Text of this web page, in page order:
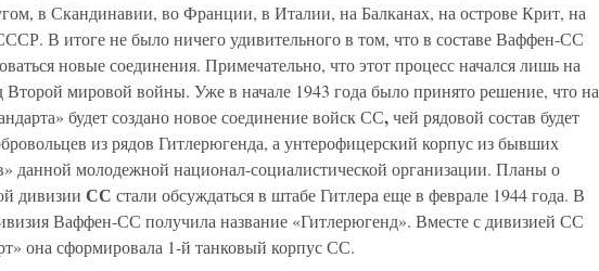
в Скандинавии, во Франции, в Италии, на Балканах, на острове Крит, на
В итоге не было ничего удивительного в том, что в составе Ваффен-СС
новые соединения. Примечательно, что этот процесс начался лишь на
Второй мировой войны. Уже в начале 1943 года было принято решение, что на
будет создано новое соединение войск СС,чей рядовой состав будет
из рядов Гитлерюгенда, а унтерофицерский корпус из бывших
данной молодежной национал-социалистической организации. Планы о
дивизии СС стали обсуждаться в штабе Гитлера еще в феврале 1944 года. В
Ваффен-СС получила название «Гитлерюгенд». Вместе с дивизией СС
она сформировала 1-й танковый корпус СС.